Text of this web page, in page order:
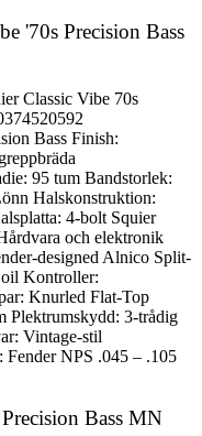
'70s Precision Bass
Classic Vibe 70s
Bass Finish:
95 tum Bandstorlek:
Halskonstruktion:
4-bolt Squier
och elektronik
designed Alnico Split-
Kontroller:
Knurled Flat-Top
Plektrumskydd: 3-trådig
Vintage-stil
NPS .045 – .105
Bass MN